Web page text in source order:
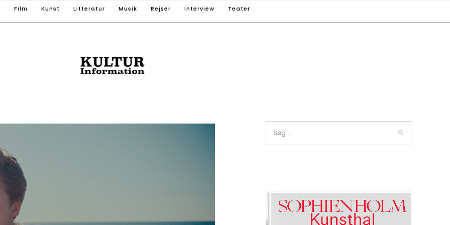
Film Kunst Litteratur Musik Rejser Interview Teater